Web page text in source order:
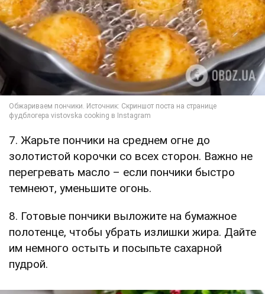
7. Жарьте пончики на среднем огне до
золотистой корочки со всех сторон. Важно не
перегревать масло – если пончики быстро
темнеют, уменьшите огонь.
8. Готовые пончики выложите на бумажное
полотенце, чтобы убрать излишки жира. Дайте
им немного остыть и посыпьте сахарной
пудрой.